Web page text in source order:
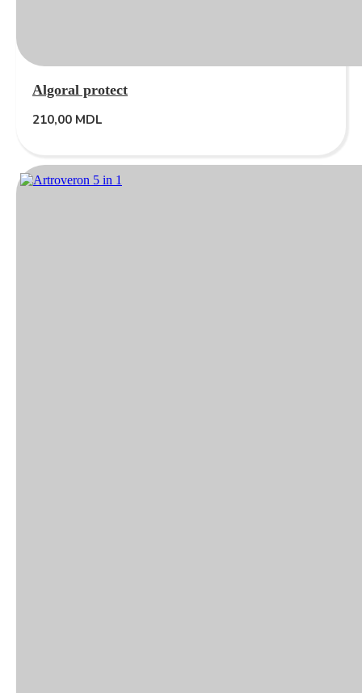
Algoral protect
210,00 MDL